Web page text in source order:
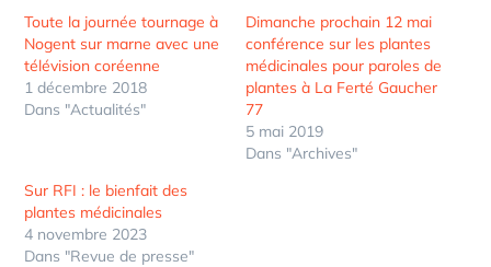
Toute la journée tournage à
Nogent sur marne avec une
télévision coréenne
1 décembre 2018
Dans "Actualités"
Dimanche prochain 12 mai
conférence sur les plantes
médicinales pour paroles de
plantes à La Ferté Gaucher
77
5 mai 2019
Dans "Archives"
Sur RFI : le bienfait des
plantes médicinales
4 novembre 2023
Dans "Revue de presse"